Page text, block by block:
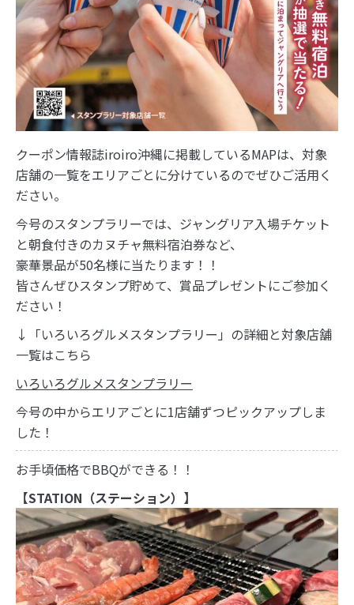
クーポン情報誌iroiro沖縄に掲載しているMAPは、対象
店舗の一覧をエリアごとに分けているのでぜひご活用く
ださい。
今号のスタンプラリーでは、ジャングリア入場チケット
と朝食付きのカヌチャ無料宿泊券など、
豪華景品が50名様に当たります！！
皆さんぜひスタンプ貯めて、賞品プレゼントにご参加く
ださい！
↓「いろいろグルメスタンプラリー」の詳細と対象店舗
一覧はこちら
いろいろグルメスタンプラリー
今号の中からエリアごとに1店舗ずつピックアップしま
した！
お手頃価格でBBQができる！！
【STATION（ステーション）】